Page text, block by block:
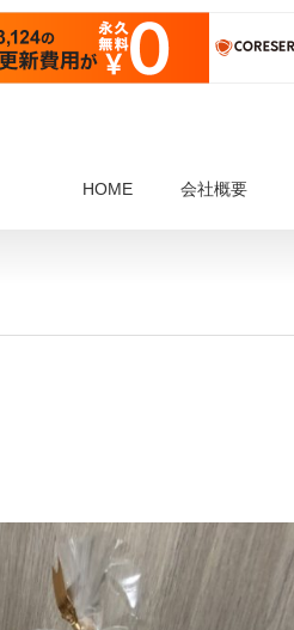
HOME 会社概要